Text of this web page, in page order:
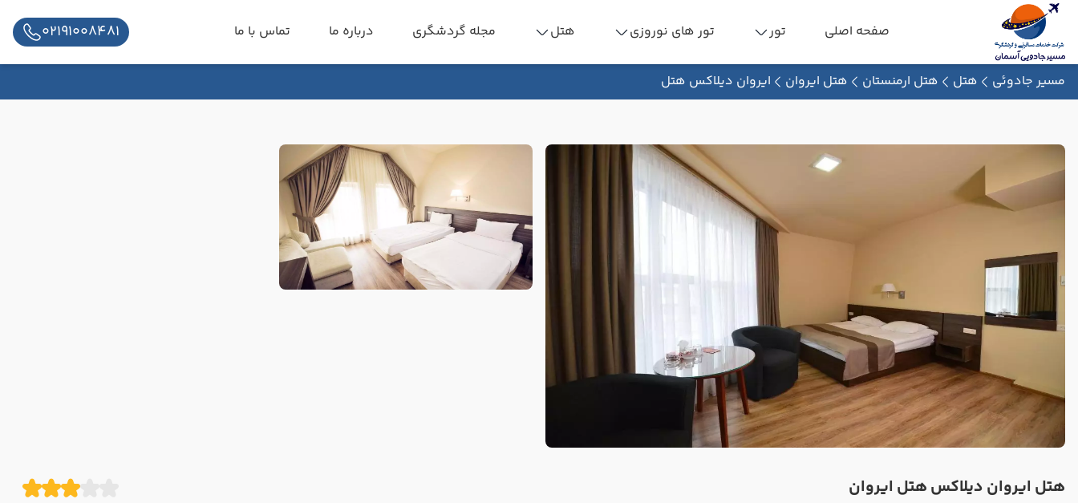
صفحه اصلی تور تور های نوروزی هتل مجله گردشگری درباره ما تماس با ما 02191008481
مسیر جادوئی هتل هتل ارمنستان هتل ایروان ایروان دیلاکس هتل
هتل ایروان دیلاکس هتل ایروان